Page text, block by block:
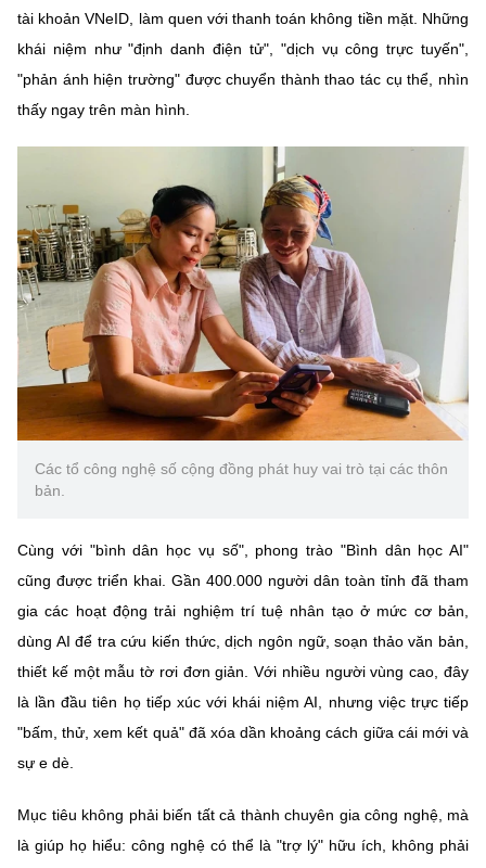
tài khoản VNeID, làm quen với thanh toán không tiền mặt. Những
khái niệm như "định danh điện tử", "dịch vụ công trực tuyến",
"phản ánh hiện trường" được chuyển thành thao tác cụ thể, nhìn
thấy ngay trên màn hình.
Các tổ công nghệ số cộng đồng phát huy vai trò tại các thôn
bản.
Cùng với "bình dân học vụ số", phong trào "Bình dân học AI"
cũng được triển khai. Gần 400.000 người dân toàn tỉnh đã tham
gia các hoạt động trải nghiệm trí tuệ nhân tạo ở mức cơ bản,
dùng AI để tra cứu kiến thức, dịch ngôn ngữ, soạn thảo văn bản,
thiết kế một mẫu tờ rơi đơn giản. Với nhiều người vùng cao, đây
là lần đầu tiên họ tiếp xúc với khái niệm AI, nhưng việc trực tiếp
"bấm, thử, xem kết quả" đã xóa dần khoảng cách giữa cái mới và
sự e dè.
Mục tiêu không phải biến tất cả thành chuyên gia công nghệ, mà
là giúp họ hiểu: công nghệ có thể là "trợ lý" hữu ích, không phải